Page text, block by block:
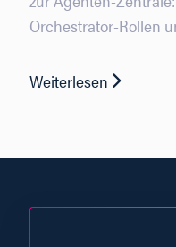
Orchestrator-Rollen
Weiterlesen
: Codex wird zur